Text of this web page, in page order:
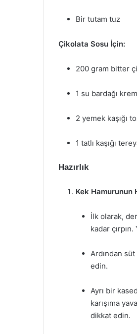
Bir tutam tuz
Çikolata Sosu İçin:
200 gram bitter
1 su bardağı
2 yemek kaşığı
1 tatlı kaşığı
Hazırlık
Kek Hamurunun
İlk olarak,
kadar
Ardından süt
edin.
Ayrı bir
karışıma
dikkat edin.